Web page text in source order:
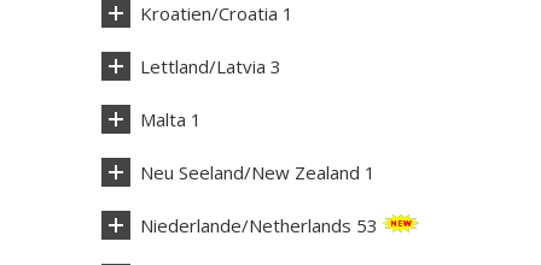
Kroatien/Croatia 1
Lettland/Latvia 3
Malta 1
Neu Seeland/New Zealand 1
Niederlande/Netherlands 53